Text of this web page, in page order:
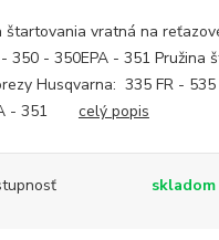
štartovania vratná na
350 - 350EPA - 351 Pružina
Husqvarna: 335 FR -
- 351 celý popis
skladom